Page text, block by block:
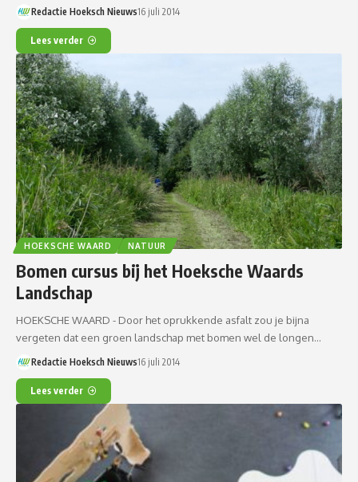
Redactie Hoeksch Nieuws16 juli 2014
Lees verder
HOEKSCHE WAARD NATUUR
Bomen cursus bij het Hoeksche Waards
Landschap
HOEKSCHE WAARD - Door het oprukkende asfalt zou je bijna
vergeten dat een groen landschap met bomen wel de longen…
Redactie Hoeksch Nieuws16 juli 2014
Lees verder